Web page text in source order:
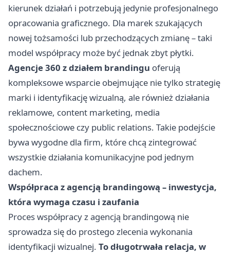
kierunek działań i potrzebują jedynie profesjonalnego
opracowania graficznego. Dla marek szukających
nowej tożsamości lub przechodzących zmianę – taki
model współpracy może być jednak zbyt płytki.
Agencje 360 z działem brandingu oferują
kompleksowe wsparcie obejmujące nie tylko strategię
marki i identyfikację wizualną, ale również działania
reklamowe, content marketing, media
społecznościowe czy public relations. Takie podejście
bywa wygodne dla firm, które chcą zintegrować
wszystkie działania komunikacyjne pod jednym
dachem.
Współpraca z agencją brandingową – inwestycja,
która wymaga czasu i zaufania
Proces współpracy z agencją brandingową nie
sprowadza się do prostego zlecenia wykonania
identyfikacji wizualnej. To długotrwała relacja, w